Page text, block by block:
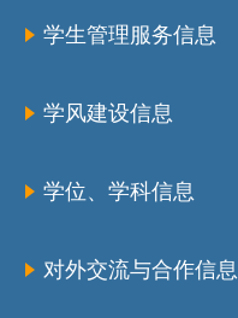
学生管理服务信息
学风建设信息
学位、学科信息
对外交流与合作信息